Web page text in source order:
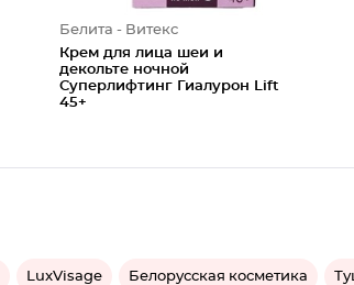
Белита - Витекс
Крем для лица шеи и
декольте ночной
Суперлифтинг Гиалурон Lift
45+
LuxVisage Белорусская косметика